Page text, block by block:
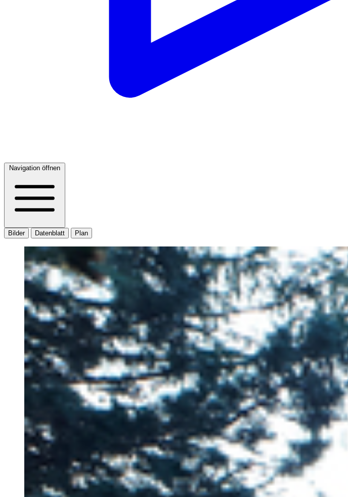
Navigation öffnen
Bilder Datenblatt Plan